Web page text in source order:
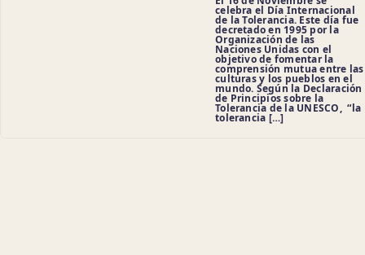
celebra el Día Internacional
de la Tolerancia. Este día fue
decretado en 1995 por la
Organización de las
Naciones Unidas con el
objetivo de fomentar la
comprensión mutua entre las
culturas y los pueblos en el
mundo. Según la Declaración
de Principios sobre la
Tolerancia de la UNESCO, “la
tolerancia […]